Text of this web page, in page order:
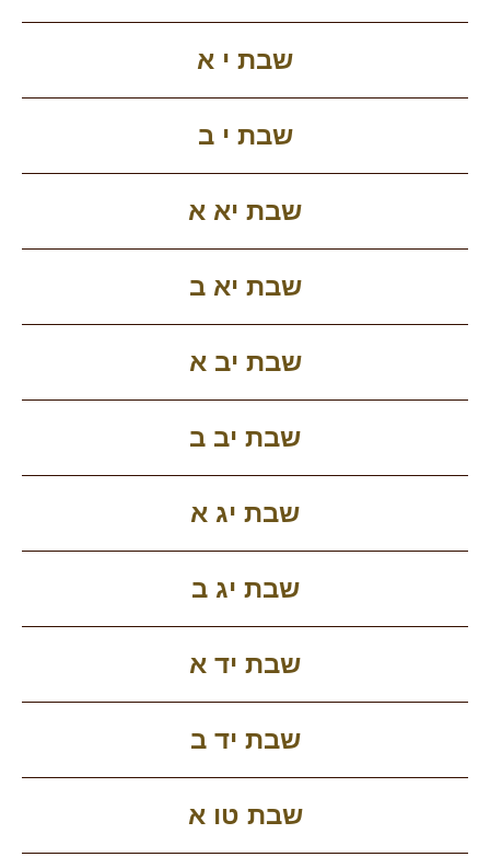
שבת י א
שבת י ב
שבת יא א
שבת יא ב
שבת יב א
שבת יב ב
שבת יג א
שבת יג ב
שבת יד א
שבת יד ב
שבת טו א